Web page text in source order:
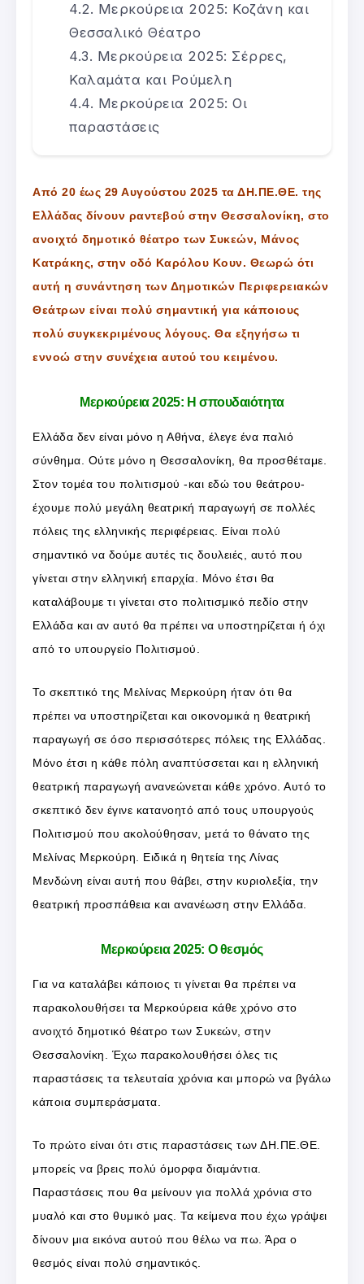
Μερκούρεια 2025: Κοζάνη και
Θεσσαλικό Θέατρο
Μερκούρεια 2025: Σέρρες,
Καλαμάτα και Ρούμελη
Μερκούρεια 2025: Οι
παραστάσεις
Από 20 έως 29 Αυγούστου 2025 τα ΔΗ.ΠΕ.ΘΕ. της
Ελλάδας δίνουν ραντεβού στην Θεσσαλονίκη, στο
ανοιχτό δημοτικό θέατρο των Συκεών, Μάνος
Κατράκης, στην οδό Καρόλου Κουν. Θεωρώ ότι
αυτή η συνάντηση των Δημοτικών Περιφερειακών
Θεάτρων είναι πολύ σημαντική για κάποιους
πολύ συγκεκριμένους λόγους. Θα εξηγήσω τι
εννοώ στην συνέχεια αυτού του κειμένου.
Μερκούρεια 2025: Η σπουδαιότητα
Ελλάδα δεν είναι μόνο η Αθήνα, έλεγε ένα παλιό
σύνθημα. Ούτε μόνο η Θεσσαλονίκη, θα προσθέταμε.
Στον τομέα του πολιτισμού -και εδώ του θεάτρου-
έχουμε πολύ μεγάλη θεατρική παραγωγή σε πολλές
πόλεις της ελληνικής περιφέρειας. Είναι πολύ
σημαντικό να δούμε αυτές τις δουλειές, αυτό που
γίνεται στην ελληνική επαρχία. Μόνο έτσι θα
καταλάβουμε τι γίνεται στο πολιτισμικό πεδίο στην
Ελλάδα και αν αυτό θα πρέπει να υποστηρίζεται ή όχι
από το υπουργείο Πολιτισμού.
Το σκεπτικό της Μελίνας Μερκούρη ήταν ότι θα
πρέπει να υποστηρίζεται και οικονομικά η θεατρική
παραγωγή σε όσο περισσότερες πόλεις της Ελλάδας.
Μόνο έτσι η κάθε πόλη αναπτύσσεται και η ελληνική
θεατρική παραγωγή ανανεώνεται κάθε χρόνο. Αυτό το
σκεπτικό δεν έγινε κατανοητό από τους υπουργούς
Πολιτισμού που ακολούθησαν, μετά το θάνατο της
Μελίνας Μερκούρη. Ειδικά η θητεία της Λίνας
Μενδώνη είναι αυτή που θάβει, στην κυριολεξία, την
θεατρική προσπάθεια και ανανέωση στην Ελλάδα.
Μερκούρεια 2025: Ο θεσμός
Για να καταλάβει κάποιος τι γίνεται θα πρέπει να
παρακολουθήσει τα Μερκούρεια κάθε χρόνο στο
ανοιχτό δημοτικό θέατρο των Συκεών, στην
Θεσσαλονίκη. Έχω παρακολουθήσει όλες τις
παραστάσεις τα τελευταία χρόνια και μπορώ να βγάλω
κάποια συμπεράσματα.
Το πρώτο είναι ότι στις παραστάσεις των ΔΗ.ΠΕ.ΘΕ.
μπορείς να βρεις πολύ όμορφα διαμάντια.
Παραστάσεις που θα μείνουν για πολλά χρόνια στο
μυαλό και στο θυμικό μας. Τα κείμενα που έχω γράψει
δίνουν μια εικόνα αυτού που θέλω να πω. Άρα ο
θεσμός είναι πολύ σημαντικός.